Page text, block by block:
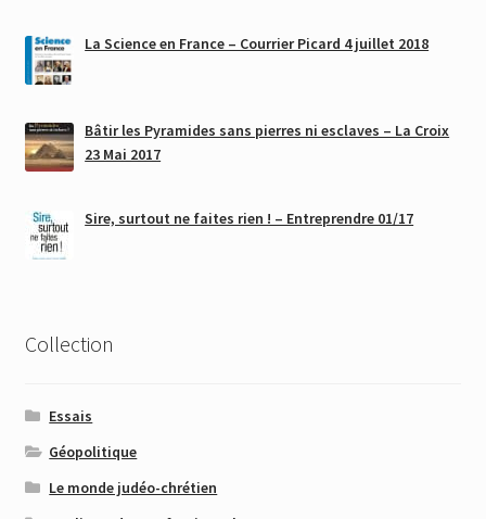
La Science en France – Courrier Picard 4 juillet 2018
Bâtir les Pyramides sans pierres ni esclaves – La Croix
23 Mai 2017
Sire, surtout ne faites rien ! – Entreprendre 01/17
Collection
Essais
Géopolitique
Le monde judéo-chrétien